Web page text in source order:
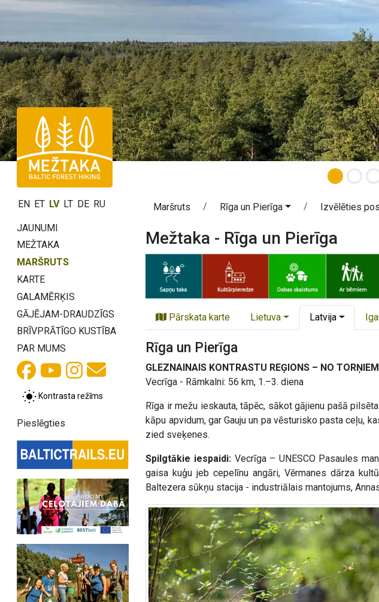
EN ET LV LT DE RU
JAUNUMI
MEŽTAKA
MARŠRUTS
KARTE
GALAMĒRĶIS
GĀJĒJAM-DRAUDZĪGS
BRĪVPRĀTĪGO KUSTĪBA
PAR MUMS
Kontrasta režīms
Pieslēgties
Maršruts Rīga un Pierīga Izvēlēties
Mežtaka - Rīga un Pierīga
Pārskata karte Lietuva Latvija
Rīga un Pierīga
GLEZNAINAIS KONTRASTU REĢIONS – NO
Vecrīga - Rāmkalni: 56 km, 1.–3. diena
Rīga ir mežu ieskauta, tāpēc, sākot gājienu pašā
kāpu apvidum, gar Gauju un pa vēsturisko pasta ceļu,
zied sveķenes.
Spilgtākie iespaidi: Vecrīga – UNESCO Pasaules
gaisa kuģu jeb cepelīnu angāri, Vērmanes dārza
Baltezera sūkņu stacija - industriālais mantojums,